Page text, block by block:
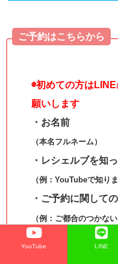
ご予約はこちらから
◉初めての方は
願いします
・お名前
（本名フルネーム）
・レシェルブを知
（例：YouTubeで知り
・ご予約に関して
（例：ご都合のつかな
知りたい・カット､カラ
YouTube LINE